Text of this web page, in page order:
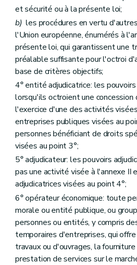
et sécurité ou à la présente loi;
b) les procédures en vertu
l'Union européenne, énumérés à
présente loi, qui garantissent une
préalable suffisante pour l'octroi
base de critères objectifs;
4° entité adjudicatrice: les
lorsqu'ils octroient une concession
l'exercice d'une des activités
entreprises publiques visées au
personnes bénéficiant de droits
visées au point 3°;
5° adjudicateur: les pouvoirs
pas une activité visée à l'annexe
adjudicatrices visées au point 4°;
6° opérateur économique: toute
morale ou entité publique, ou
personnes ou entités, y compris
temporaires d'entreprises, qui
travaux ou d'ouvrages, la
prestation de services sur le